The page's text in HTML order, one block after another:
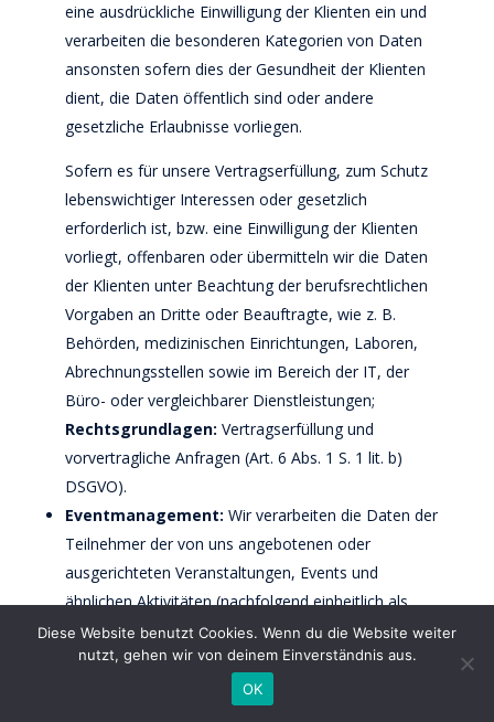
eine ausdrückliche Einwilligung der Klienten ein und
verarbeiten die besonderen Kategorien von Daten
ansonsten sofern dies der Gesundheit der Klienten
dient, die Daten öffentlich sind oder andere
gesetzliche Erlaubnisse vorliegen.
Sofern es für unsere Vertragserfüllung, zum Schutz
lebenswichtiger Interessen oder gesetzlich
erforderlich ist, bzw. eine Einwilligung der Klienten
vorliegt, offenbaren oder übermitteln wir die Daten
der Klienten unter Beachtung der berufsrechtlichen
Vorgaben an Dritte oder Beauftragte, wie z. B.
Behörden, medizinischen Einrichtungen, Laboren,
Abrechnungsstellen sowie im Bereich der IT, der
Büro- oder vergleichbarer Dienstleistungen;
Rechtsgrundlagen: Vertragserfüllung und
vorvertragliche Anfragen (Art. 6 Abs. 1 S. 1 lit. b)
DSGVO).
Eventmanagement: Wir verarbeiten die Daten der
Teilnehmer der von uns angebotenen oder
ausgerichteten Veranstaltungen, Events und
ähnlichen Aktivitäten (nachfolgend einheitlich als
“Teilnehmer” und „Veranstaltungen” bezeichnet), um
ihnen die Teilnahme an den Veranstaltungen und
Inanspruchnahme der mit der Teilnahme
Diese Website benutzt Cookies. Wenn du die Website weiter
nutzt, gehen wir von deinem Einverständnis aus.
OK